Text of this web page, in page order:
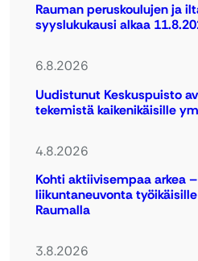
Rauman peruskoulujen ja
syyslukukausi alkaa
6.8.2026
Uudistunut Keskuspuisto
tekemistä kaikenikäisille
4.8.2026
Kohti aktiivisempaa arkea
liikuntaneuvonta
Raumalla
3.8.2026